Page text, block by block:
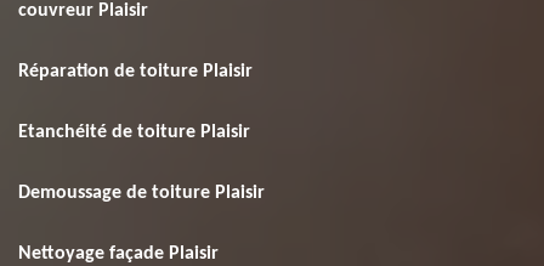
couvreur Plaisir
Réparation de toiture Plaisir
Etanchéité de toiture Plaisir
Demoussage de toiture Plaisir
Nettoyage façade Plaisir